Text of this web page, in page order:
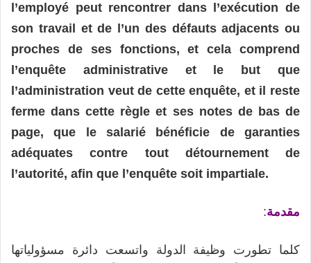
l’employé peut rencontrer dans l’exécution de
son travail et de l’un des défauts adjacents ou
proches de ses fonctions, et cela comprend
l’enquête administrative et le but que
l’administration veut de cette enquête, et il reste
ferme dans cette règle et ses notes de bas de
page, que le salarié bénéficie de garanties
adéquates contre tout détournement de
l’autorité, afin que l’enquête soit impartiale.
مقدمة:
كلما تطورت وظيفة الدولة واتسعت دائرة مسؤولياتها